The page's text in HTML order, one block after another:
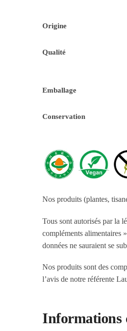
Origine
Qualité
Emballage
Conservation
Nos produits (plantes,
Tous sont autorisés par la
compléments alimentaires
données ne sauraient se
Nos produits sont des
l’avis de notre référente
Informations